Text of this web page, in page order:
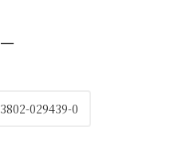
−
3802-029439-0